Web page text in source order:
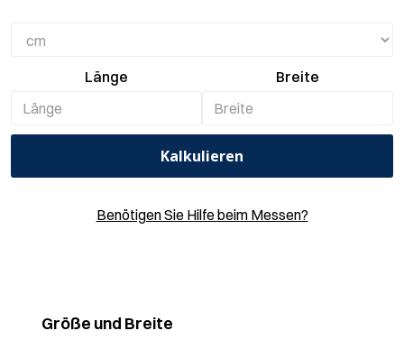
Länge Breite
Kalkulieren
Benötigen Sie Hilfe beim Messen?
Größe und Breite